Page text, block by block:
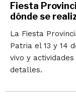
Fiesta
dónde se
La Fiesta
Patria el 13 y 14
vivo y
detalles.